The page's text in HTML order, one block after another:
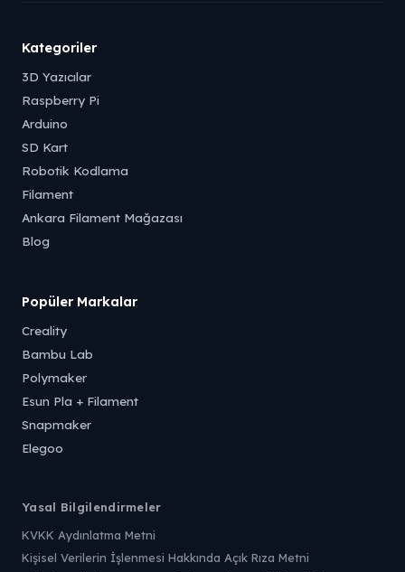
Kategoriler
3D Yazıcılar
Raspberry Pi
Arduino
SD Kart
Robotik Kodlama
Filament
Ankara Filament Mağazası
Blog
Popüler Markalar
Creality
Bambu Lab
Polymaker
Esun Pla + Filament
Snapmaker
Elegoo
Yasal Bilgilendirmeler
KVKK Aydınlatma Metni
Kişisel Verilerin İşlenmesi Hakkında Açık Rıza Metni